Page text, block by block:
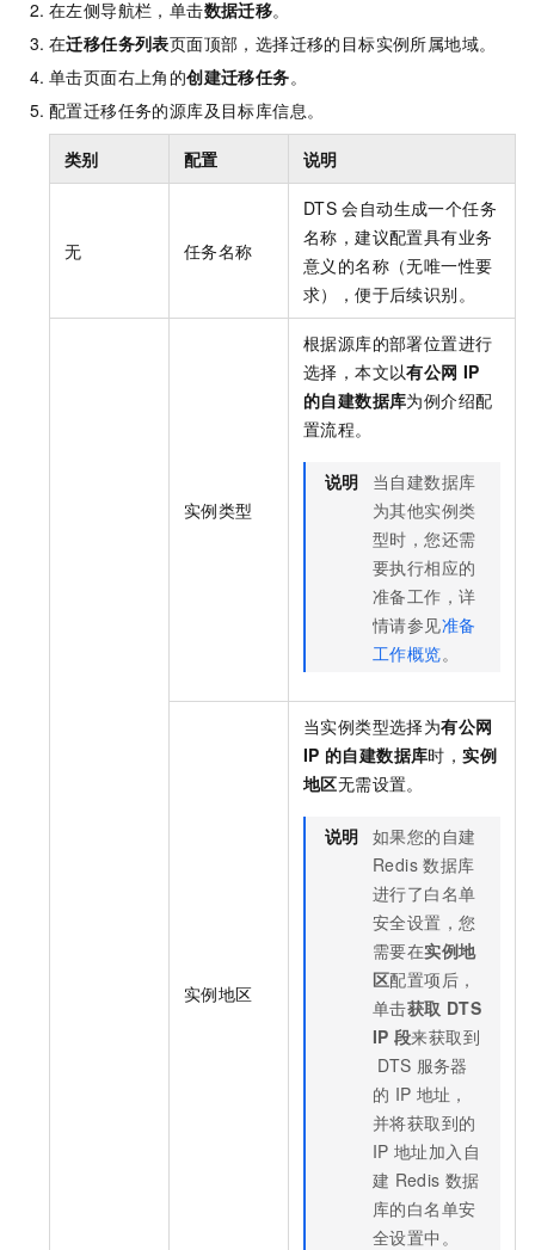
在左侧导航栏，单击数据迁移。
在迁移任务列表页面顶部，选择迁移的目标实例所属地域。
单击页面右上角的创建迁移任务。
配置迁移任务的源库及目标库信息。
类别 配置 说明
无 任务名称
DTS 会自动生成一个任务
名称，建议配置具有业务
意义的名称（无唯一性要
求），便于后续识别。
实例类型
根据源库的部署位置进行
选择，本文以有公网 IP
的自建数据库为例介绍配
置流程。
说明
当自建数据库
为其他实例类
型时，您还需
要执行相应的
准备工作，详
情请参见准备
工作概览。
实例地区
当实例类型选择为有公网
IP 的自建数据库时，实例
地区无需设置。
说明 如果您的自建
Redis 数据库
进行了白名单
安全设置，您
需要在实例地
区配置项后，
单击获取 DTS
IP 段来获取到
DTS 服务器
的 IP 地址，
并将获取到的
IP 地址加入自
建 Redis 数据
库的白名单安
全设置中。